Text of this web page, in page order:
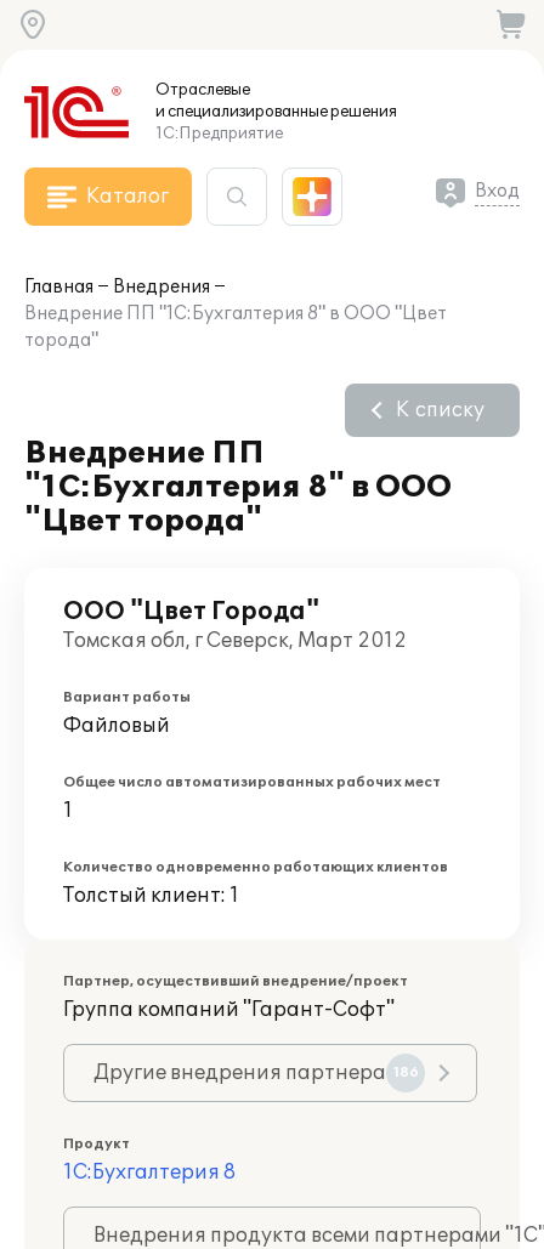
Отраслевые
и специализированныерешения
1С:Предприятие
Каталог Вход
Главная
Внедрения
Внедрение ПП "1С:Бухгалтерия 8" в ООО "Цвет
торода"
Внедрение ПП
"1С:Бухгалтерия 8" в ООО
"Цвет торода"
К списку
ООО "Цвет Города"
Томская обл, г Северск, Март 2012
Вариант работы
Файловый
Общее число автоматизированных рабочих мест
1
Количество одновременно работающих клиентов
Толстый клиент: 1
Партнер, осуществивший внедрение/проект
Группа компаний "Гарант-Софт"
Другие внедрения партнера 186
Продукт
1С:Бухгалтерия 8
Внедрения продукта всеми партнерами